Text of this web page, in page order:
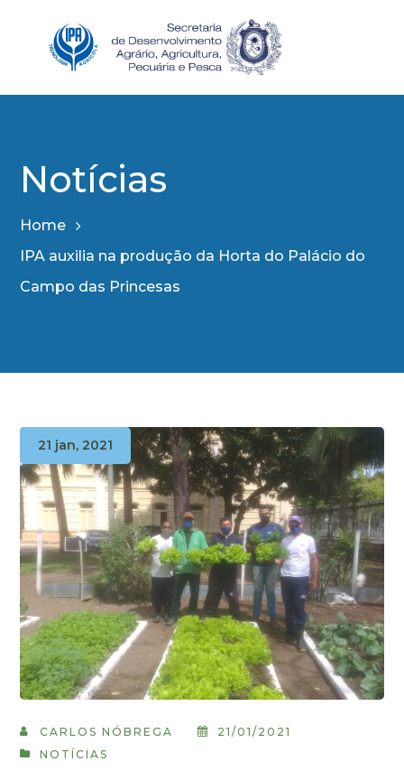
Notícias
Home
IPA auxilia na produção da Horta do Palácio do
Campo das Princesas
21 jan, 2021
CARLOS NÓBREGA
21/01/2021
NOTÍCIAS